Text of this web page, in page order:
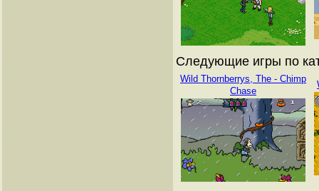
Следующие игры по
Wild Thornberrys, The - Chimp
Chase